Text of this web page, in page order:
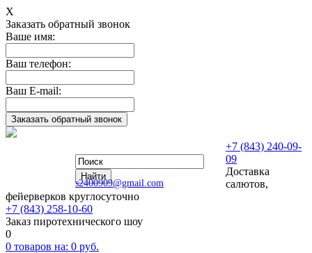
Х
Заказать обратный звонок
Ваше имя:
Ваш телефон:
Ваш E-mail:
s2400909@gmail.com
+7 (843) 240-09-
09
Доставка
салютов,
фейерверков круглосуточно
+7 (843) 258-10-60
Заказ пиротехнического шоу
0
0 товаров на: 0 руб.